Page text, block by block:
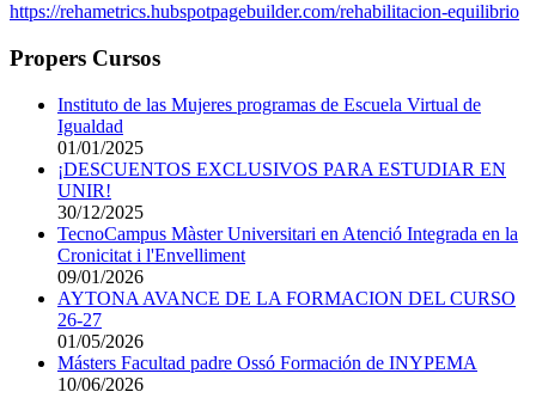
https://rehametrics.hubspotpagebuilder.com/rehabilitacion-equilibrio
Propers Cursos
Instituto de las Mujeres programas de Escuela Virtual de
Igualdad
01/01/2025
¡DESCUENTOS EXCLUSIVOS PARA ESTUDIAR EN
UNIR!
30/12/2025
TecnoCampus Màster Universitari en Atenció Integrada en la
Cronicitat i l'Envelliment
09/01/2026
AYTONA AVANCE DE LA FORMACION DEL CURSO
26-27
01/05/2026
Másters Facultad padre Ossó Formación de INYPEMA
10/06/2026